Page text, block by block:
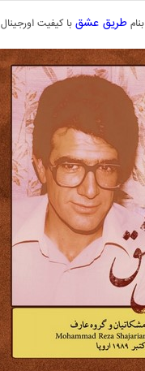
بنامطریق عشقبا کیفیت اورجینال